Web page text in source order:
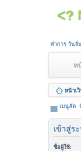
ทำการ วันจั
ห
หน้าเ
เมนูลัด
เข้าสู่ร
ชื่อผู้ใช้: